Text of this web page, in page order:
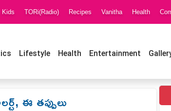
Kids TORi(Radio) Recipes Vanitha Health
Lifestyle Health Entertainment
ఈ తప్పులు